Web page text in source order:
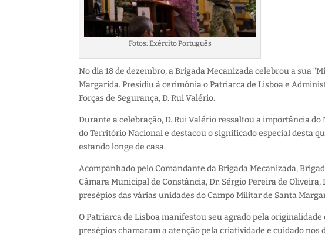
Fotos: Exército Português
No dia 18 de dezembro, a Brigada Mecanizada celebrou a sua
Margarida. Presidiu à cerimónia o Patriarca de Lisboa e
Forças de Segurança, D. Rui Valério.
Durante a celebração, D. Rui Valério ressaltou a importância
do Território Nacional e destacou o significado especial desta
estando longe de casa.
Acompanhado pelo Comandante da Brigada Mecanizada,
Câmara Municipal de Constância, Dr. Sérgio Pereira de
presépios das várias unidades do Campo Militar de Santa
O Patriarca de Lisboa manifestou seu agrado pela originalidade
presépios chamaram a atenção pela criatividade e cuidado nos